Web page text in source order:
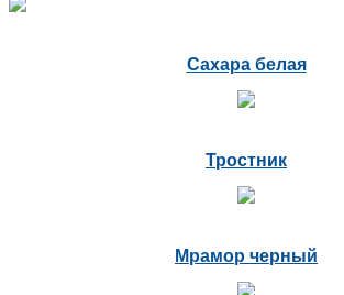
Сахара белая
Тростник
Мрамор черный